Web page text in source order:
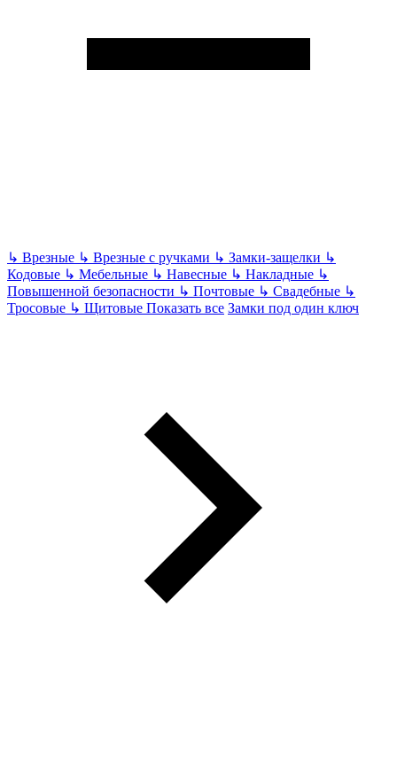
↳ Врезные ↳ Врезные с ручками ↳ Замки-защелки ↳
Кодовые ↳ Мебельные ↳ Навесные ↳ Накладные ↳
Повышенной безопасности ↳ Почтовые ↳ Свадебные ↳
Тросовые ↳ Щитовые Показать все Замки под один ключ